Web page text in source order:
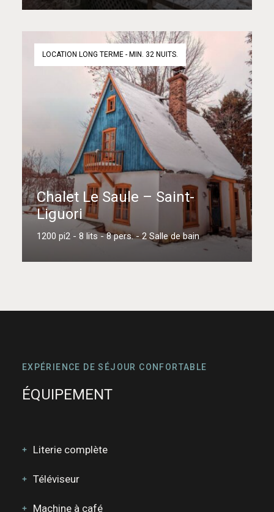
LOCATION LONG TERME - MIN. 32 NUITS.
Chalet Le Saule – Saint-
Liguori
1200 pi2 - 8 lits - 8 pers. - 2 Salle de bain
EXPÉRIENCE DE SÉJOUR CONFORTABLE
ÉQUIPEMENT
Literie complète
Téléviseur
Machine à café